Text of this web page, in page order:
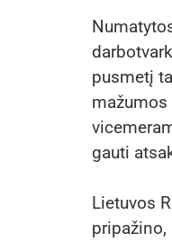
pusmetį
gauti
Lietuvos